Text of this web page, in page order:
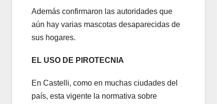
Además confirmaron las autoridades que
aún hay varias mascotas desaparecidas de
sus hogares.
EL USO DE PIROTECNIA
En Castelli, como en muchas ciudades del
país, esta vigente la normativa sobre